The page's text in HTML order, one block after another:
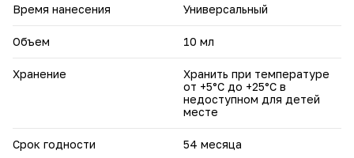
вашу уверенность, романтичность и любовь к жизни.
Время нанесения Универсальный
Объем 10 мл
Хранение
Хранить при температуре
от +5°С до +25°С в
недоступном для детей
месте
Срок годности 54 месяца